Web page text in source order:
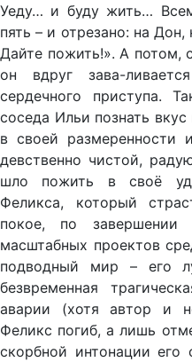
Уеду… и буду жить…
пять – и отрезано: на
Дайте пожить!». А потом,
он вдруг зава-
сердечного приступа.
соседа Ильи познать
в своей размеренности
девственно чистой,
шло пожить в своё
Феликса, который
покое, по завершении
масштабных проектов
подводный мир – его
безвременная
аварии (хотя автор и
Феликс погиб, а лишь
скорбной интонации